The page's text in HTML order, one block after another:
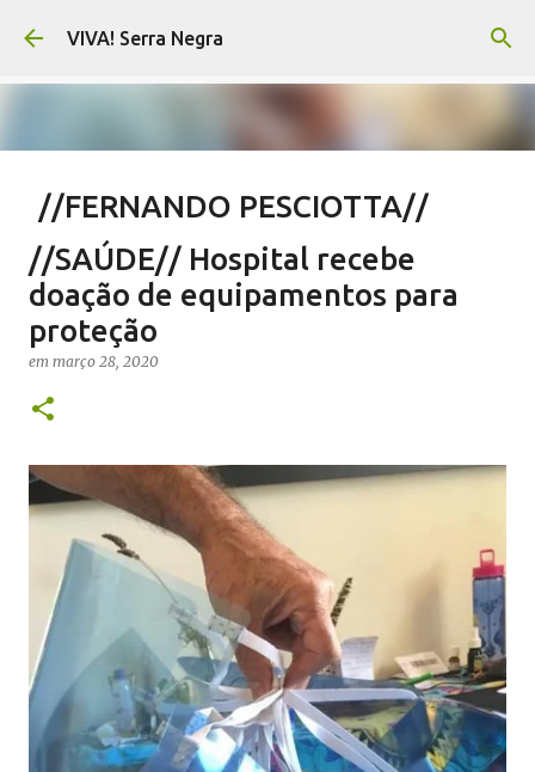
Pular para o conteúdo principal
VIVA! Serra Negra
//FERNANDO PESCIOTTA//
Encurtando caminho
em agosto 06, 2026 FERNANDO PESCIOTTA
NOTÍCIAS SERRA NEGRA VIVA! SERRA NEGRA
0
//SAÚDE// Hospital recebe
doação de equipamentos para
proteção
em março 28, 2020